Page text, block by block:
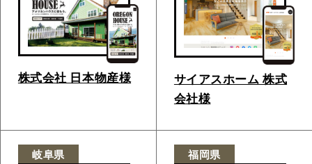
株式会社 日本物産様
サイアスホーム 株式
会社様
岐阜県 福岡県